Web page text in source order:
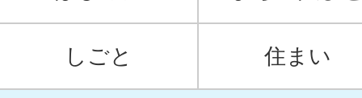
しごと 住まい